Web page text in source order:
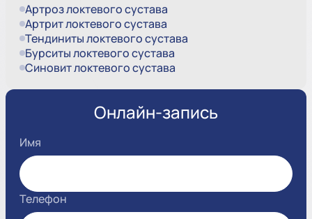
Артроз локтевого сустава
Артрит локтевого сустава
Тендиниты локтевого сустава
Бурситы локтевого сустава
Синовит локтевого сустава
Онлайн-запись
Имя
Телефон